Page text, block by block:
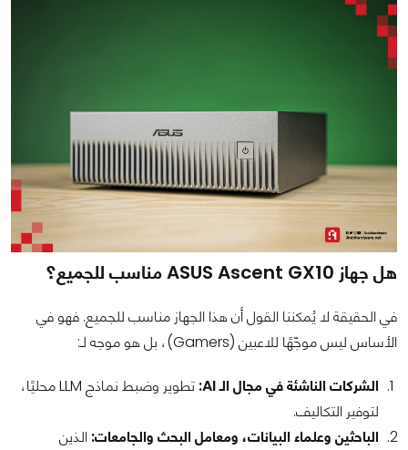
هل جهاز ASUS Ascent GX10 مناسب للجميع؟
في الحقيقة لا يُمكننا القول أن هذا الجهاز مناسب للجميع. فهو في
الأساس ليس موجّهًا للاعبين (Gamers)، بل هو موجه لـ:
الشركات الناشئة في مجال الـ AI:
تطوير وضبط نماذج LLM محليًا،
لتوفير التكاليف.
الباحثين وعلماء البيانات، ومعامل البحث والجامعات: الذين